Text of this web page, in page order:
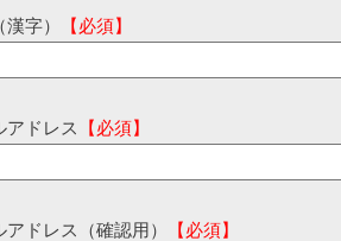
字） 【必須】
アドレス 【必須】
ドレス（確認用） 【必須】